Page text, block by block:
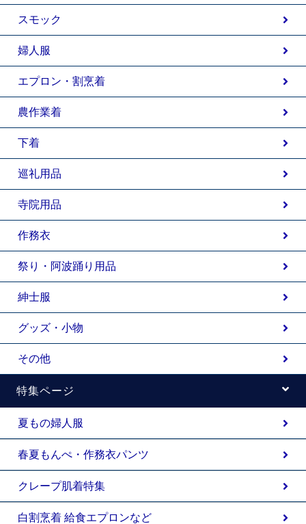
スモック
婦人服
エプロン・割烹着
農作業着
下着
巡礼用品
寺院用品
作務衣
祭り・阿波踊り用品
紳士服
グッズ・小物
その他
特集ページ
夏もの婦人服
春夏もんぺ・作務衣パンツ
クレープ肌着特集
白割烹着 給食エプロンなど